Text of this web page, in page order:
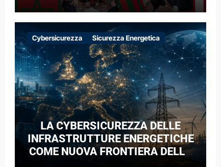
Cybersicurezza Sicurezza Energetica
LA CYBERSICUREZZA DELLE
INFRASTRUTTURE ENERGETICHE
COME NUOVA FRONTIERA DELLA